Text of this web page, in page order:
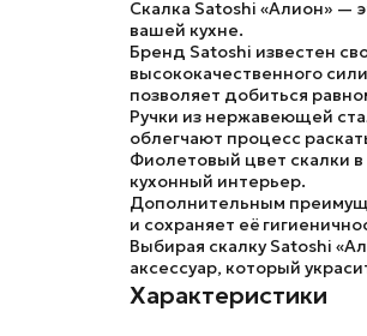
Скалка Satoshi «Алион» —
вашей кухне.
Бренд Satoshi известен
высококачественного
позволяет добиться
Ручки из нержавеющей
облегчают процесс
Фиолетовый цвет скалки
кухонный интерьер.
Дополнительным
и сохраняет её
Выбирая скалку Satoshi
аксессуар, который
Характеристики